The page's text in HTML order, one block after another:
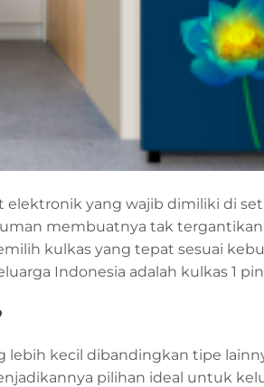
yang wajib dimiliki di
membuatnya tak
kulkas yang tepat sesuai
Indonesia adalah kulkas 1
kecil dibandingkan tipe
pilihan ideal untuk